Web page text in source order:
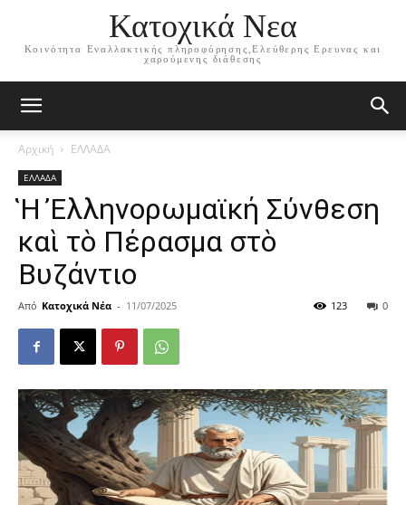
Κατοχικά Νεα
Κοινότητα Εναλλακτικής πληροφόρησης,Ελεύθερης Ερευνας και
χαρούμενης διάθεσης
Αρχική ΕΛΛΑΔΑ
ΕΛΛΑΔΑ
Ἡ Ἐλληνορωμαϊκή Σύνθεση
καὶ τὸ Πέρασμα στὸ
Βυζάντιο
Από Κατοχικά Νέα - 11/07/2025 0
123